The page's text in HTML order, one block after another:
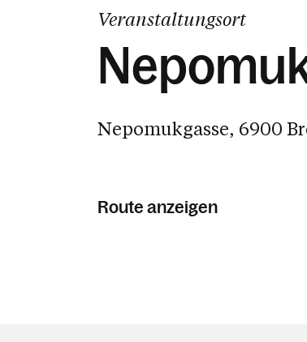
Veranstaltungsort
Nepomukgasse, 6900
Route anzeigen